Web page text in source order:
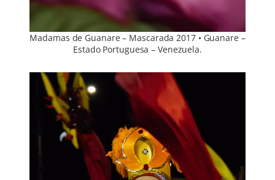
Madamas de Guanare – Mascarada 2017 • Guanare –
Estado Portuguesa – Venezuela.